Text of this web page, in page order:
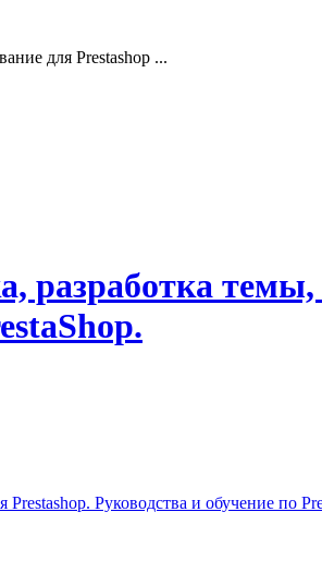
для Prestashop ...
Руководства и обучение по